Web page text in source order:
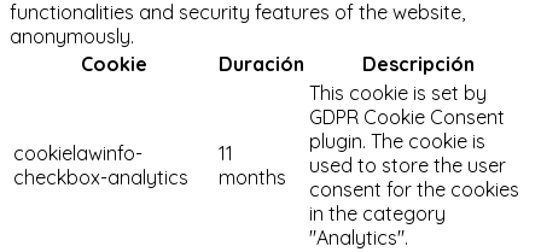
functionalities and security features of the website,
anonymously.
Cookie
Duración Descripción
cookielawinfo-
checkbox-analytics
11
months
This cookie is set by
GDPR Cookie Consent
plugin. The cookie is
used to store the user
consent for the cookies
in the category
"Analytics".